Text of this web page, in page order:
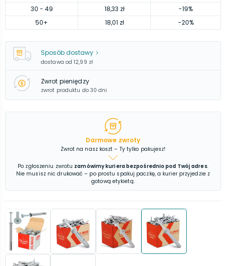
30 - 49 18,33 zł
-19%
50+ 18,01 zł -20%
Sposób dostawy
dostawa od 12,99 zł
Zwrot pieniędzy
zwrot produktu do 30 dni
Darmowe zwroty
Zwrot na nasz koszt – Ty tylko pakujesz!
Po zgłoszeniu zwrotu zamówimy kuriera bezpośrednio pod Twój adres.
Nie musisz nic drukować – po prostu spakuj paczkę, a kurier przyjedzie z
gotową etykietą.